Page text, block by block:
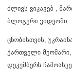
ძლივს ვიკავებ ,
ბლოგერი ვიდეოში.
ცნობისთვის,
ქართველი
დეკემბერს